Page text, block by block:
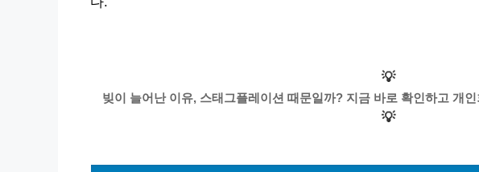
💡
빚이 늘어난 이유, 스태그플레이션 때문일까? 지금 바로 확인하고 개
💡